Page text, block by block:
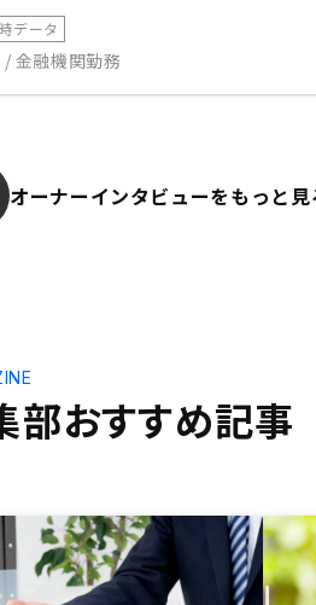
データ
金融機関勤務
オーナーインタビューをもっと見
部おすすめ記事